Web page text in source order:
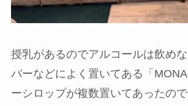
授乳があるのでアルコールは飲めな
バーなどによく置いてある 「
ーシロップが複数置いてあったの